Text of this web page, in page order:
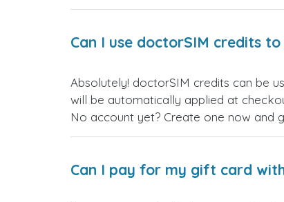
Can I use doctorSIM credits
Absolutely! doctorSIM credits can be
will be automatically applied at
No account yet? Create one now and
Can I pay for my gift card